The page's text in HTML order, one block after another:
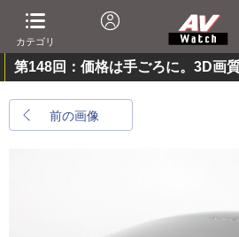
カテゴリ
第148回：価格は手ごろに。3D画
前の画像